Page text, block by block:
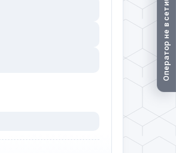
Оператор не в сети